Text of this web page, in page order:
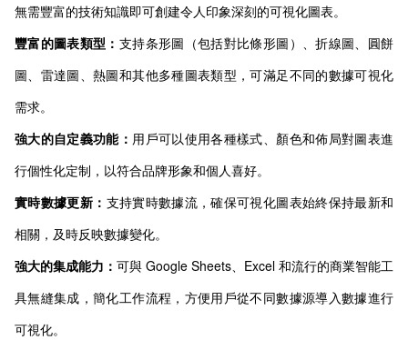
無需豐富的技術知識即可創建令人印象深刻的可視化圖表。
豐富的圖表類型： 支持条形圖（包括對比條形圖）、折線圖、圓餅
圖、雷達圖、熱圖和其他多種圖表類型，可滿足不同的數據可視化
需求。
強大的自定義功能： 用戶可以使用各種樣式、顏色和佈局對圖表進
行個性化定制，以符合品牌形象和個人喜好。
實時數據更新： 支持實時數據流，確保可視化圖表始終保持最新和
相關，及時反映數據變化。
強大的集成能力： 可與 Google Sheets、Excel 和流行的商業智能工
具無縫集成，簡化工作流程，方便用戶從不同數據源導入數據進行
可視化。